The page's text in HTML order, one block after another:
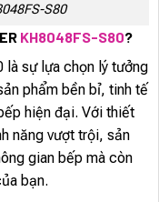
S80
KH8048FS-S80?
là sự lựa chọn lý tưởng
phẩm bền bỉ, tinh tế
hiện đại. Với thiết
năng vượt trội, sản
gian bếp mà còn
bạn.